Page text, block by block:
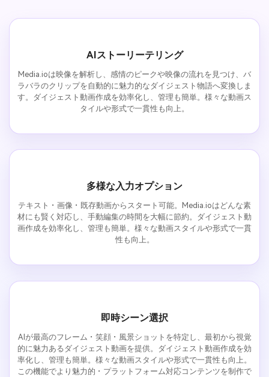
AIストーリーテリング
Media.ioは映像を解析し、感情のピークや映像の流れを見つけ、バ
ラバラのクリップを自動的に魅力的なダイジェスト物語へ変換しま
す。ダイジェスト動画作成を効率化し、管理も簡単。様々な動画ス
タイルや形式で一貫性も向上。
多様な入力オプション
テキスト・画像・既存動画からスタート可能。Media.ioはどんな素
材にも賢く対応し、手動編集の時間を大幅に節約。ダイジェスト動
画作成を効率化し、管理も簡単。様々な動画スタイルや形式で一貫
性も向上。
即時シーン選択
AIが最高のフレーム・笑顔・風景ショットを特定し、最初から視覚
的に魅力あるダイジェスト動画を提供。ダイジェスト動画作成を効
率化し、管理も簡単。様々な動画スタイルや形式で一貫性も向上。
この機能でより魅力的・プラットフォーム対応コンテンツを制作で